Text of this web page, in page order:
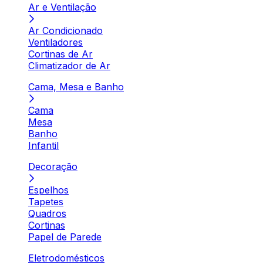
Ar e Ventilação
Ar Condicionado
Ventiladores
Cortinas de Ar
Climatizador de Ar
Cama, Mesa e Banho
Cama
Mesa
Banho
Infantil
Decoração
Espelhos
Tapetes
Quadros
Cortinas
Papel de Parede
Eletrodomésticos